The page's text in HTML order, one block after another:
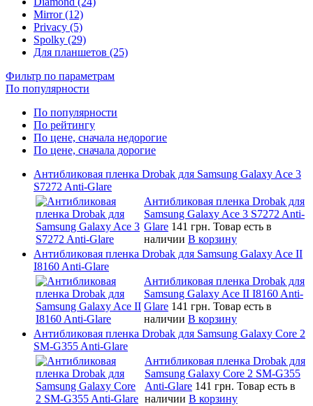
Mirror (12)
Privacy (5)
Spolky (29)
Для планшетов (25)
Фильтр по параметрам
По популярности
По популярности
По рейтингу
По цене, сначала недорогие
По цене, сначала дорогие
Антибликовая пленка Drobak для Samsung Galaxy Ace 3
S7272 Anti-Glare
Антибликовая пленка Drobak для
Samsung Galaxy Ace 3 S7272 Anti-
Glare 141 грн. Товар есть в
наличии В корзину
Антибликовая пленка Drobak для Samsung Galaxy Ace II
I8160 Anti-Glare
Антибликовая пленка Drobak для
Samsung Galaxy Ace II I8160 Anti-
Glare 141 грн. Товар есть в
наличии В корзину
Антибликовая пленка Drobak для Samsung Galaxy Core 2
SM-G355 Anti-Glare
Антибликовая пленка Drobak для
Samsung Galaxy Core 2 SM-G355
Anti-Glare 141 грн. Товар есть в
наличии В корзину